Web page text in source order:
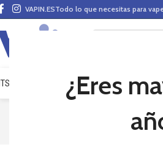
¿Eres
VAPIN.ESTodo lo que necesitas para
VAPEO MODS CLAROMIZADORES